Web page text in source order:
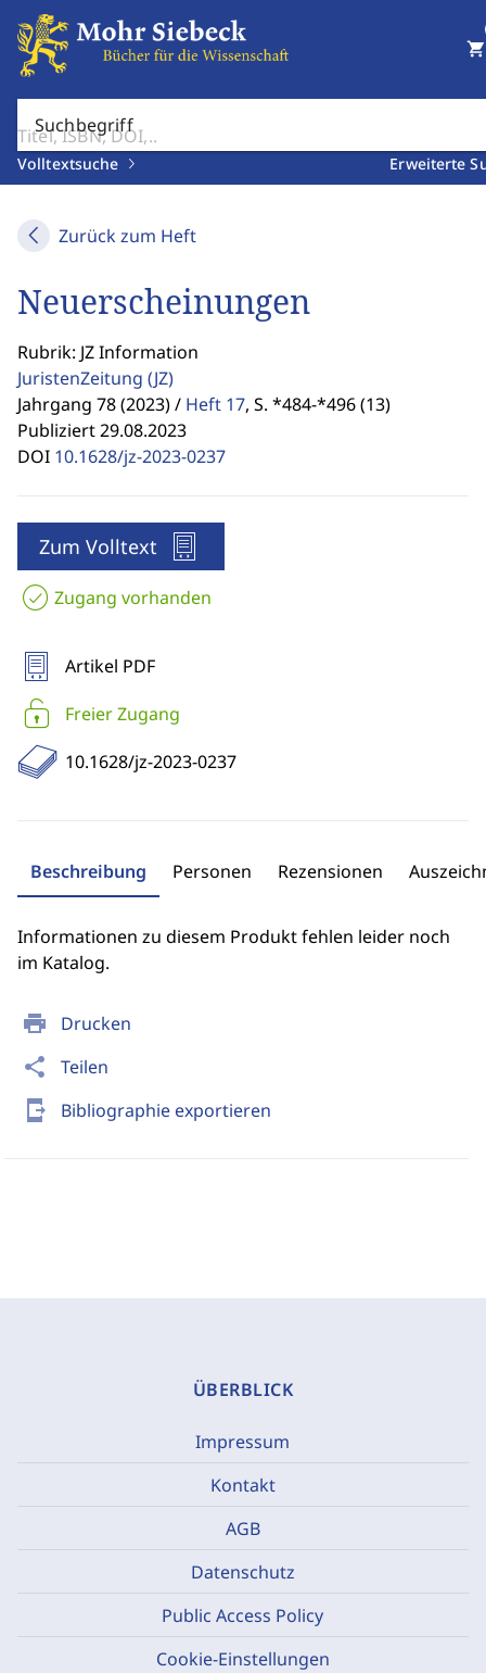
Suchbegriff
Volltextsuche Erweiterte
shopping_cart
Zurück zum Heft
print Drucken
share Teilen
send_to_mobile Bibliographie exportieren
Neuerscheinungen
Rubrik: JZ Information
JuristenZeitung (JZ)
Jahrgang 78 (2023) / Heft 17, S. *484-*496 (13)
Publiziert 29.08.2023
DOI 10.1628/jz-2023-0237
Zum Volltext
Zugang vorhanden
Artikel PDF
Freier Zugang
10.1628/jz-2023-0237
Beschreibung Personen Rezensionen
Informationen zu diesem Produkt fehlen leider noch
im Katalog.
ÜBERBLICK
Impressum
Kontakt
AGB
Datenschutz
Public Access Policy
Cookie-Einstellungen